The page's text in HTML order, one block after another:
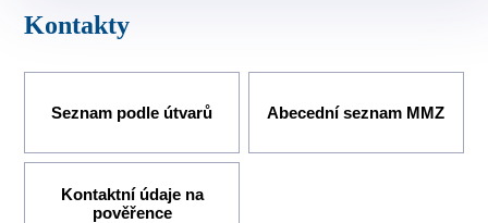
vyřídit
Kontakty
Seznam podle útvarů Abecední seznam MMZ
Kontaktní údaje na
pověřence